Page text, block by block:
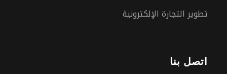
تطوير التجارة الإلكترونية
اتصل بنا